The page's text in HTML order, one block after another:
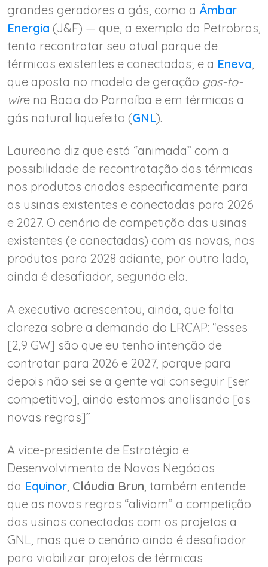
grandes geradores a gás, como a Âmbar
Energia (J&F) — que, a exemplo da Petrobras,
tenta recontratar seu atual parque de
térmicas existentes e conectadas; e a Eneva
que aposta no modelo de geração gas-to-
wire na Bacia do Parnaíba e em térmicas a
gás natural liquefeito (GNL).
Laureano diz que está “animada” com a
possibilidade de recontratação das térmicas
nos produtos criados especificamente para
as usinas existentes e conectadas para 2026
e 2027. O cenário de competição das usinas
existentes (e conectadas) com as novas, nos
produtos para 2028 adiante, por outro lado,
ainda é desafiador, segundo ela.
A executiva acrescentou, ainda, que falta
clareza sobre a demanda do LRCAP: “esses
[2,9 GW] são que eu tenho intenção de
contratar para 2026 e 2027, porque para
depois não sei se a gente vai conseguir [ser
competitivo], ainda estamos analisando [as
novas regras]”
A vice-presidente de Estratégia e
Desenvolvimento de Novos Negócios
da Equinor Cláudia Brun , também entende
que as novas regras “aliviam” a competição
das usinas conectadas com os projetos a
GNL, mas que o cenário ainda é desafiador
para viabilizar projetos de térmicas